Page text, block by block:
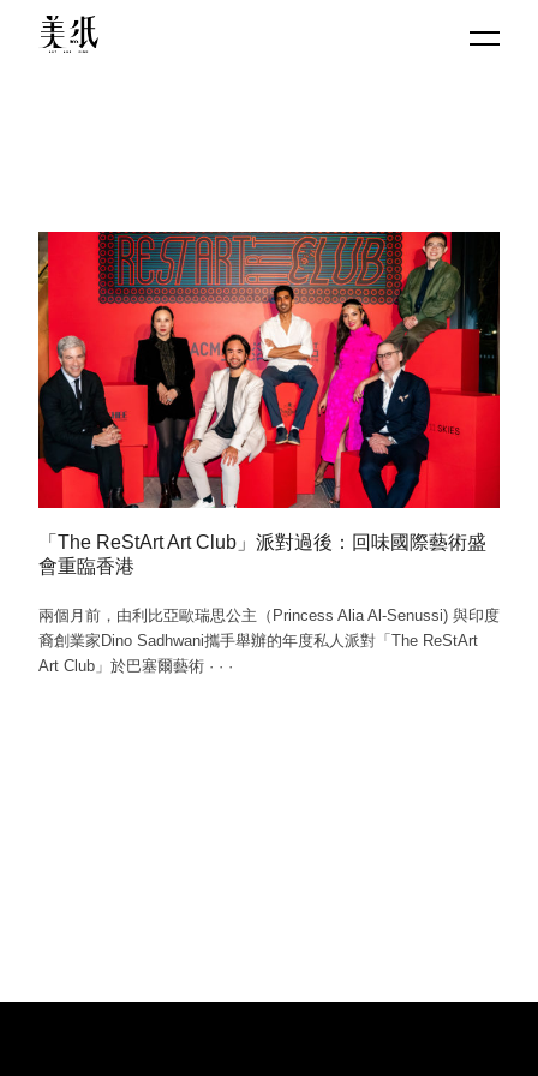
「The ReStArt Art Club」派對過後：回味國際藝術盛
會重臨香港
兩個月前，由利比亞歐瑞思公主（Princess Alia Al-Senussi) 與印度
裔創業家Dino Sadhwani攜手舉辦的年度私人派對「The ReStArt
Art Club」於巴塞爾藝術 · · ·